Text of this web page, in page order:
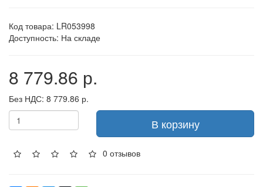
Код товара: LR053998
Доступность: На складе
8 779.86 р.
Без НДС: 8 779.86 р.
В корзину
0 отзывов